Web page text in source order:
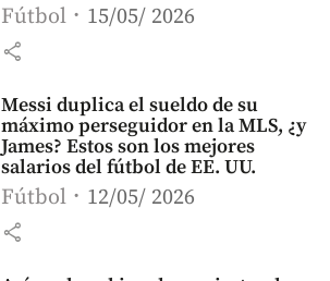
Fútbol 15/05/ 2026
share
Messi duplica el sueldo de su
máximo perseguidor en la MLS, ¿y
James? Estos son los mejores
salarios del fútbol de EE. UU.
Fútbol 12/05/ 2026
share